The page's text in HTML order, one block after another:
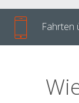
Fahrten